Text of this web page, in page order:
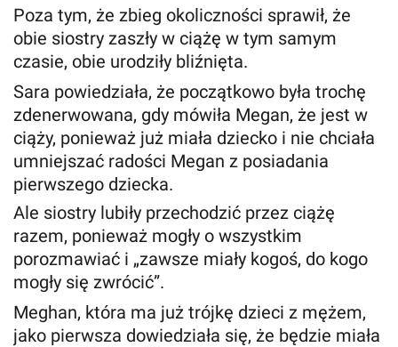
Poza tym, że zbieg okoliczności sprawił, że
obie siostry zaszły w ciążę w tym samym
czasie, obie urodziły bliźnięta.
Sara powiedziała, że ​​początkowo była trochę
zdenerwowana, gdy mówiła Megan, że jest w
ciąży, ponieważ już miała dziecko i nie chciała
umniejszać radości Megan z posiadania
pierwszego dziecka.
Ale siostry lubiły przechodzić przez ciążę
razem, ponieważ mogły o wszystkim
porozmawiać i „zawsze miały kogoś, do kogo
mogły się zwrócić”.
Meghan, która ma już trójkę dzieci z mężem,
jako pierwsza dowiedziała się, że będzie miała